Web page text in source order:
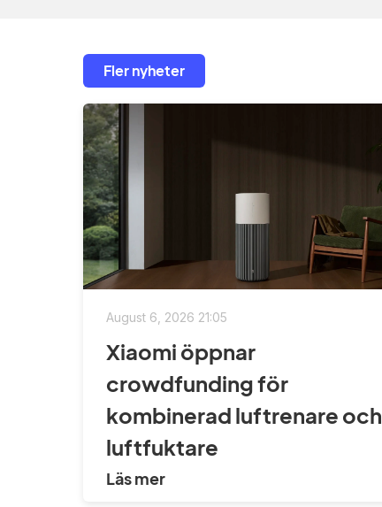
Fler nyheter
August 6, 2026 21:05
Xiaomi öppnar
crowdfunding för
kombinerad luftrenare och
luftfuktare
Läs mer